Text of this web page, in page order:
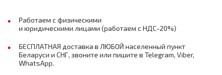
Работаем с физическими
и юридическими лицами (работаем с НДС-20%)
БЕСПЛАТНАЯ доставка в ЛЮБОЙ населенный пункт
Беларуси и СНГ, звоните или пишите в Telegram, Viber,
WhatsApp.